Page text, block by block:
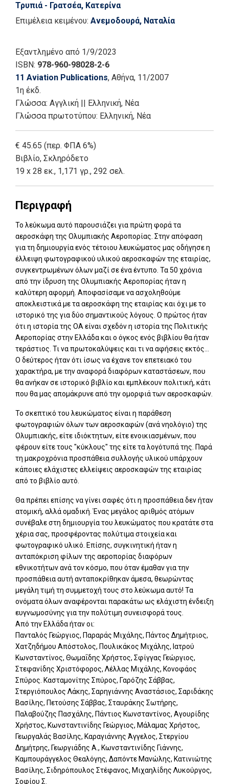
Τρυπιά - Γρατσέα, Κατερίνα
Επιμέλεια κειμένου: Ανεμοδουρά, Ναταλία
Εξαντλημένο από 1/9/2023
ISBN: 978-960-98028-2-6
11 Aviation Publications, Αθήνα, 11/2007
1η έκδ.
Γλώσσα: Αγγλική
Ελληνική, Νέα
Γλώσσα πρωτοτύπου: Ελληνική, Νέα
€ 45.65 (περ. ΦΠΑ 6%)
Βιβλίο, Σκληρόδετο
19 x 28 εκ., 1,171 γρ., 292 σελ.
Περιγραφή
Το λεύκωμα αυτό παρουσιάζει για πρώτη φορά τα
αεροσκάφη της Ολυμπιακής Αεροπορίας. Στην απόφαση
για τη δημιουργία ενός τέτοιου λευκώματος μας οδήγησε η
έλλειψη φωτογραφικού υλικού αεροσκαφών της εταιρίας,
συγκεντρωμένων όλων μαζί σε ένα έντυπο. Τα 50 χρόνια
από την ίδρυση της Ολυμπιακής Αεροπορίας ήταν η
καλύτερη αφορμή. Αποφασίσαμε να ασχοληθούμε
αποκλειστικά με τα αεροσκάφη της εταιρίας και όχι με το
ιστορικό της για δύο σημαντικούς λόγους. Ο πρώτος ήταν
ότι η ιστορία της ΟΑ είναι σχεδόν η ιστορία της Πολιτικής
Αεροπορίας στην Ελλάδα και ο όγκος ενός βιβλίου θα ήταν
τεράστιος. Τι να πρωτοκαλύψεις και τι να αφήσεις εκτός...
Ο δεύτερος ήταν ότι ίσως να έχανε τον επετειακό του
χαρακτήρα, με την αναφορά διαφόρων καταστάσεων, που
θα ανήκαν σε ιστορικό βιβλίο και εμπλέκουν πολιτική, κάτι
που θα μας απομάκρυνε από την ομορφιά των αεροσκαφών.
Το σκεπτικό του λευκώματος είναι η παράθεση
φωτογραφιών όλων των αεροσκαφών (ανά νηολόγιο) της
Ολυμπιακής, είτε ιδιόκτητων, είτε ενοικιασμένων, που
φέρουν είτε τους "κύκλους" της είτε τα λογότυπά της. Παρά
τη μακροχρόνια προσπάθεια συλλογής υλικού υπάρχουν
κάποιες ελάχιστες ελλείψεις αεροσκαφών της εταιρίας
από το βιβλίο αυτό.
Θα πρέπει επίσης να γίνει σαφές ότι η προσπάθεια δεν ήταν
ατομική, αλλά ομαδική. Ένας μεγάλος αριθμός ατόμων
συνέβαλε στη δημιουργία του λευκώματος που κρατάτε στα
χέρια σας, προσφέροντας πολύτιμα στοιχεία και
φωτογραφικό υλικό. Επίσης, συγκινητική ήταν η
ανταπόκριση φίλων της αεροπορίας διαφόρων
εθνικοτήτων ανά τον κόσμο, που όταν έμαθαν για την
προσπάθεια αυτή ανταποκρίθηκαν άμεσα, θεωρώντας
μεγάλη τιμή τη συμμετοχή τους στο λεύκωμα αυτό! Τα
ονόματα όλων αναφέρονται παρακάτω ως ελάχιστη ένδειξη
ευγνωμοσύνης για την πολύτιμη συνεισφορά τους.
Από την Ελλάδα ήταν οι:
Πανταλός Γεώργιος, Παραράς Μιχάλης, Πάντος Δημήτριος,
Χατζηδήμου Απόστολος, Πουλικάκος Μιχάλης, Ιατρού
Κωνσταντίνος, Θωμαΐδης Χρήστος, Σφίγγας Γεώργιος,
Στεφανίδης Χριστόφορος, Λέλλας Μιχάλης, Κονοφάος
Σπύρος. Κασταμονίτης Σπύρος, Γαρόζης Σάββας,
Στεργιόπουλος Λάκης, Σαρηγιάννης Αναστάσιος, Σαριδάκης
Βασίλης, Πετούσης Σάββας, Σταυράκης Σωτήρης,
Παλαβούζης Πασχάλης, Πάντιος Κωνσταντίνος, Αγουρίδης
Χρήστος, Κωνσταντινίδης Γεώργιος, Μάλαμας Χρήστος,
Γεωργαλάς Βασίλης, Καραγιάννης Άγγελος, Στεργίου
Δημήτρης, Γεωργιάδης Α., Κωνσταντινίδης Γιάννης,
Καμπουράγγελος Θεαλόγης, Δαπόντε Μανώλης, Κατινιώτης
Βασίλης, Σιδηρόπουλος Στέφανος, Μιχαηλίδης Λυκούργος,
Σοφίου Σ.